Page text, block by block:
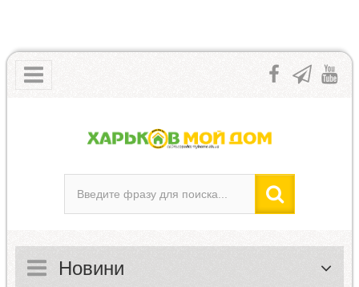
Новини